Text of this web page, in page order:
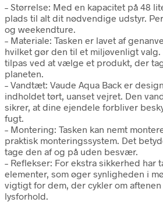
– Størrelse: Med en kapacitet på 48
plads til alt dit nødvendige udstyr.
og weekendture.
– Materiale: Tasken er lavet af
hvilket gør den til et miljøvenligt
tilpas ved at vælge et produkt, der
planeten.
– Vandtæt: Vaude Aqua Back er
indholdet tørt, uanset vejret. Den
sikrer, at dine ejendele forbliver
fugt.
– Montering: Tasken kan nemt
praktisk monteringssystem. Det
tage den af og på uden besvær.
– Reflekser: For ekstra sikkerhed har
elementer, som øger synligheden i
vigtigt for dem, der cykler om
lysforhold.